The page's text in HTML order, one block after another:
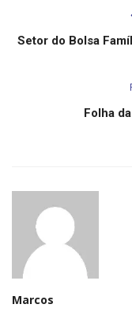
Setor do Bolsa
Folha
Marcos